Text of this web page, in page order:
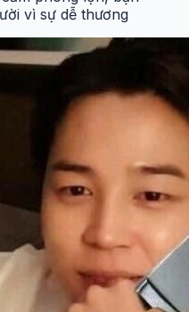
vì sự dễ thương